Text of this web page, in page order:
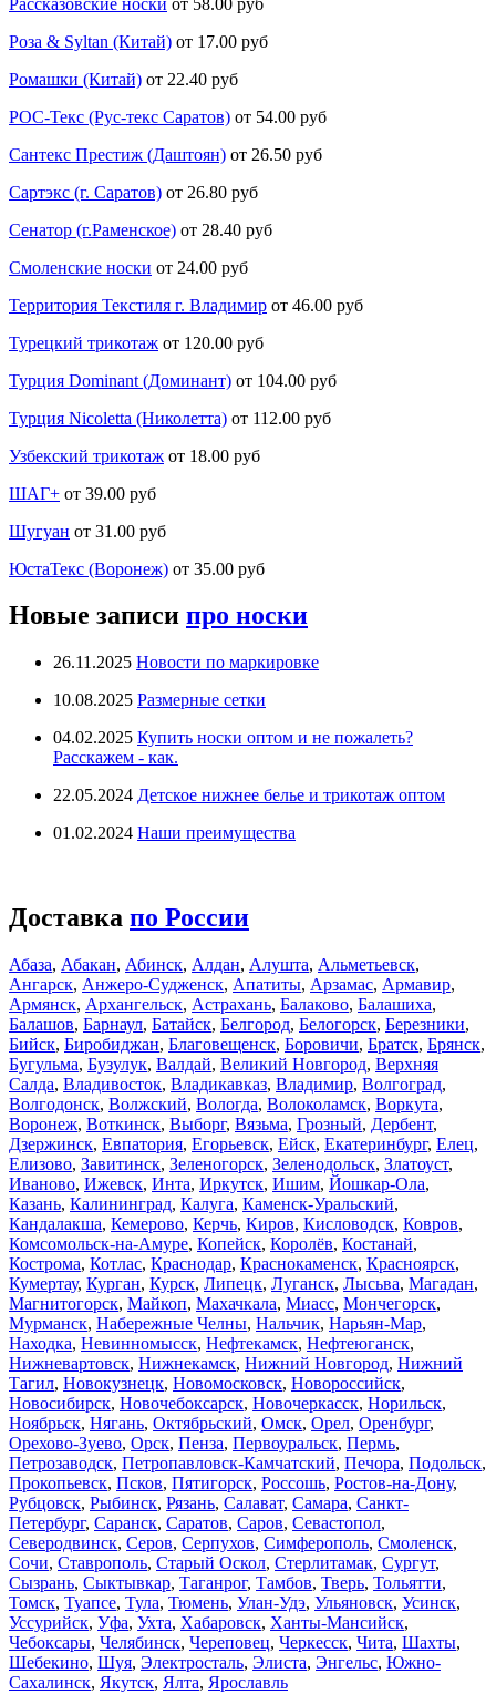
Роза & Syltan (Китай) от 17.00 руб
Ромашки (Китай) от 22.40 руб
РОС-Текс (Рус-текс Саратов) от 54.00 руб
Сантекс Престиж (Даштоян) от 26.50 руб
Сартэкс (г. Саратов) от 26.80 руб
Сенатор (г.Раменское) от 28.40 руб
Смоленские носки от 24.00 руб
Территория Текстиля г. Владимир от 46.00 руб
Турецкий трикотаж от 120.00 руб
Турция Dominant (Доминант) от 104.00 руб
Турция Nicoletta (Николетта) от 112.00 руб
Узбекский трикотаж от 18.00 руб
ШАГ+ от 39.00 руб
Шугуан от 31.00 руб
ЮстаТекс (Воронеж) от 35.00 руб
Новые записи про носки
26.11.2025 Новости по маркировке
10.08.2025 Размерные сетки
04.02.2025 Купить носки оптом и не пожалеть?
Расскажем - как.
22.05.2024 Детское нижнее белье и трикотаж оптом
01.02.2024 Наши преимущества
Доставка по России
Абаза, Абакан, Абинск, Алдан, Алушта, Альметьевск,
Ангарск, Анжеро-Судженск, Апатиты, Арзамас, Армавир,
Армянск, Архангельск, Астрахань, Балаково, Балашиха,
Балашов, Барнаул, Батайск, Белгород, Белогорск, Березники,
Бийск, Биробиджан, Благовещенск, Боровичи, Братск, Брянск,
Бугульма, Бузулук, Валдай, Великий Новгород, Верхняя
Салда, Владивосток, Владикавказ, Владимир, Волгоград,
Волгодонск, Волжский, Вологда, Волоколамск, Воркута,
Воронеж, Воткинск, Выборг, Вязьма, Грозный, Дербент,
Дзержинск, Евпатория, Егорьевск, Ейск, Екатеринбург, Елец,
Елизово, Завитинск, Зеленогорск, Зеленодольск, Златоуст,
Иваново, Ижевск, Инта, Иркутск, Ишим, Йошкар-Ола,
Казань, Калининград, Калуга, Каменск-Уральский,
Кандалакша, Кемерово, Керчь, Киров, Кисловодск, Ковров,
Комсомольск-на-Амуре, Копейск, Королёв, Костанай,
Кострома, Котлас, Краснодар, Краснокаменск, Красноярск,
Кумертау, Курган, Курск, Липецк, Луганск, Лысьва, Магадан,
Магнитогорск, Майкоп, Махачкала, Миасс, Мончегорск,
Мурманск, Набережные Челны, Нальчик, Нарьян-Мар,
Находка, Невинномысск, Нефтекамск, Нефтеюганск,
Нижневартовск, Нижнекамск, Нижний Новгород, Нижний
Тагил, Новокузнецк, Новомосковск, Новороссийск,
Новосибирск, Новочебоксарск, Новочеркасск, Норильск,
Ноябрьск, Нягань, Октябрьский, Омск, Орел, Оренбург,
Орехово-Зуево, Орск, Пенза, Первоуральск, Пермь,
Петрозаводск, Петропавловск-Камчатский, Печора, Подольск,
Прокопьевск, Псков, Пятигорск, Россошь, Ростов-на-Дону,
Рубцовск, Рыбинск, Рязань, Салават, Самара, Санкт-
Петербург, Саранск, Саратов, Саров, Севастопол,
Северодвинск, Серов, Серпухов, Симферополь, Смоленск,
Сочи, Ставрополь, Старый Оскол, Стерлитамак, Сургут,
Сызрань, Сыктывкар, Таганрог, Тамбов, Тверь, Тольятти,
Томск, Туапсе, Тула, Тюмень, Улан-Удэ, Ульяновск, Усинск,
Уссурийск, Уфа, Ухта, Хабаровск, Ханты-Мансийск,
Чебоксары, Челябинск, Череповец, Черкесск, Чита, Шахты,
Шебекино, Шуя, Электросталь, Элиста, Энгельс, Южно-
Сахалинск, Якутск, Ялта, Ярославль